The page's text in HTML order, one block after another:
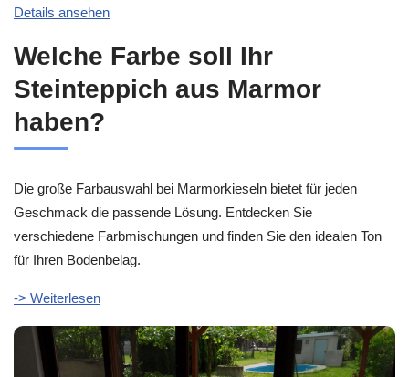
Details ansehen
Welche Farbe soll Ihr
Steinteppich aus Marmor
haben?
Die große Farbauswahl bei Marmorkieseln bietet für jeden
Geschmack die passende Lösung. Entdecken Sie
verschiedene Farbmischungen und finden Sie den idealen Ton
für Ihren Bodenbelag.
-> Weiterlesen